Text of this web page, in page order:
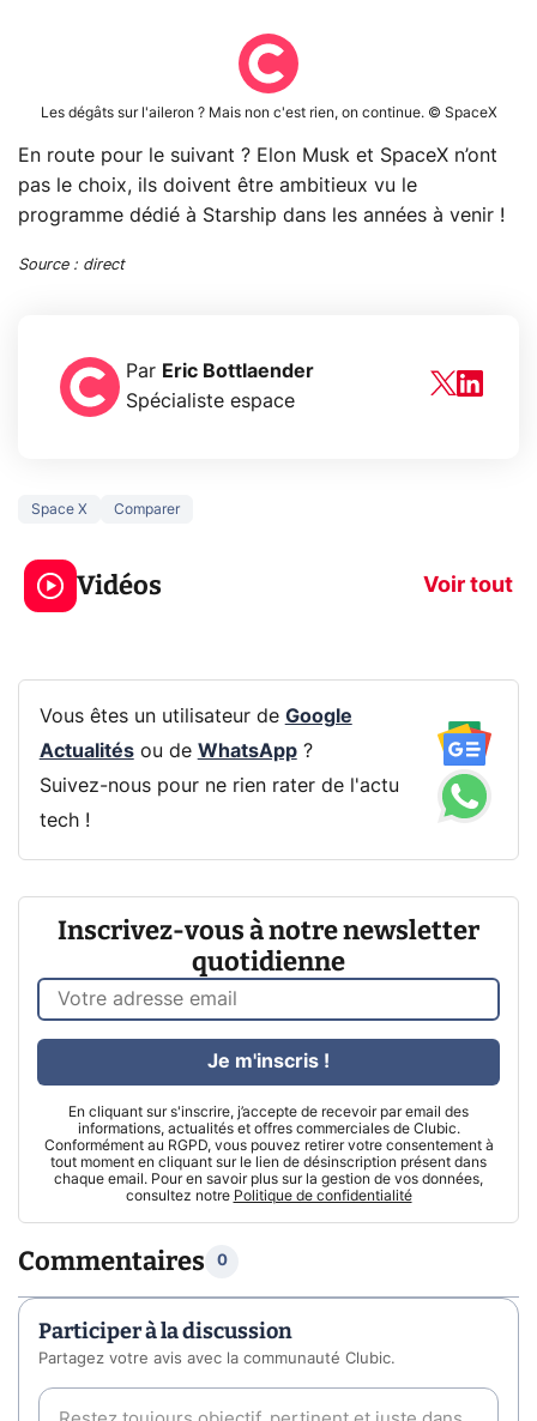
Les dégâts sur l'aileron ? Mais non c'est rien, on continue. © SpaceX
En route pour le suivant ? Elon Musk et SpaceX n’ont
pas le choix, ils doivent être ambitieux vu le
programme dédié à Starship dans les années à venir !
Source : direct
Par Eric Bottlaender
Spécialiste espace
Space X Comparer
Vidéos Voir tout
5 générations de
jeux dans la
prochaine Xbox !
navigation
Vous êtes un utilisateur de Google
Actualitésou de WhatsApp?
Suivez-nous pour ne rien rater de l'actu
tech !
Inscrivez-vous à notre newsletter
quotidienne
En cliquant sur s'inscrire, j’accepte de recevoir par email des
informations, actualités et offres commerciales de Clubic.
Conformément au RGPD, vous pouvez retirer votre consentement à
tout moment en cliquant sur le lien de désinscription présent dans
chaque email. Pour en savoir plus sur la gestion de vos données,
consultez notre Politique de confidentialité
Je m'inscris !
Commentaires 0
Participer à la discussion
Partagez votre avis avec la communauté Clubic.